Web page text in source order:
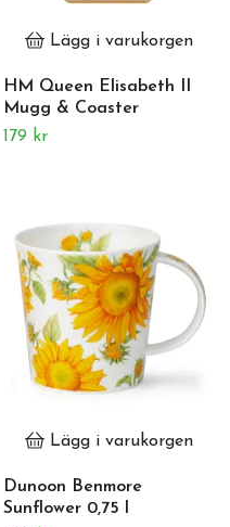
Lägg i varukorgen
HM Queen Elisabeth II
Mugg & Coaster
179 kr
Lägg i varukorgen
Dunoon Benmore
Sunflower 0,75 l